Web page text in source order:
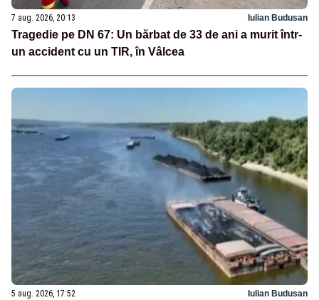
7 aug. 2026, 20:13 Iulian Budusan
Tragedie pe DN 67: Un bărbat de 33 de ani a murit într-
un accident cu un TIR, în Vâlcea
5 aug. 2026, 17:52 Iulian Budusan